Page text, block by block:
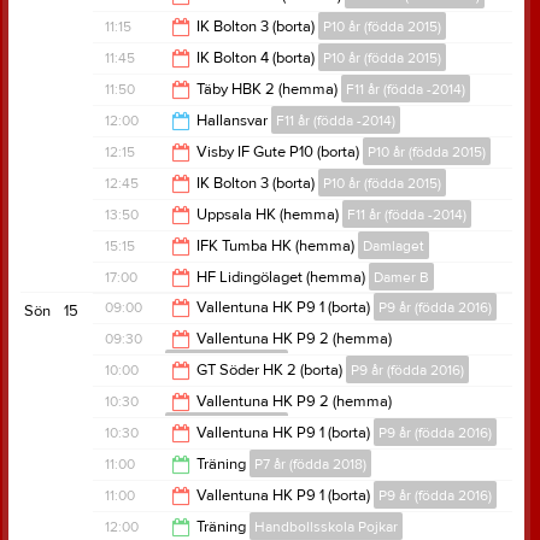
11:00
13:00
11:15 IK Bolton 3 (borta) P10 år (födda 2015)
13:15
11:45 IK Bolton 4 (borta) P10 år (födda 2015)
13:45
11:50 Täby HBK 2 (hemma) F11 år (födda -2014)
13:50
12:00 Hallansvar F11 år (födda -2014)
19:00
12:15 Visby IF Gute P10 (borta) P10 år (födda 2015)
14:15
12:45 IK Bolton 3 (borta) P10 år (födda 2015)
14:45
13:50 Uppsala HK (hemma) F11 år (födda -2014)
15:50
15:15 IFK Tumba HK (hemma) Damlaget
17:15
17:00 HF Lidingölaget (hemma) Damer B
19:00
15
Sön 09:00 Vallentuna HK P9 1 (borta) P9 år (födda 2016)
11:00
09:30
Vallentuna HK P9 2 (hemma)
P9 år (födda 2016)
11:30
10:00 GT Söder HK 2 (borta) P9 år (födda 2016)
12:00
10:30
Vallentuna HK P9 2 (hemma)
P9 år (födda 2016)
12:30
10:30 Vallentuna HK P9 1 (borta) P9 år (födda 2016)
12:30
11:00 Träning P7 år (födda 2018)
12:00
11:00 Vallentuna HK P9 1 (borta) P9 år (födda 2016)
12:00 Träning Handbollsskola Pojkar